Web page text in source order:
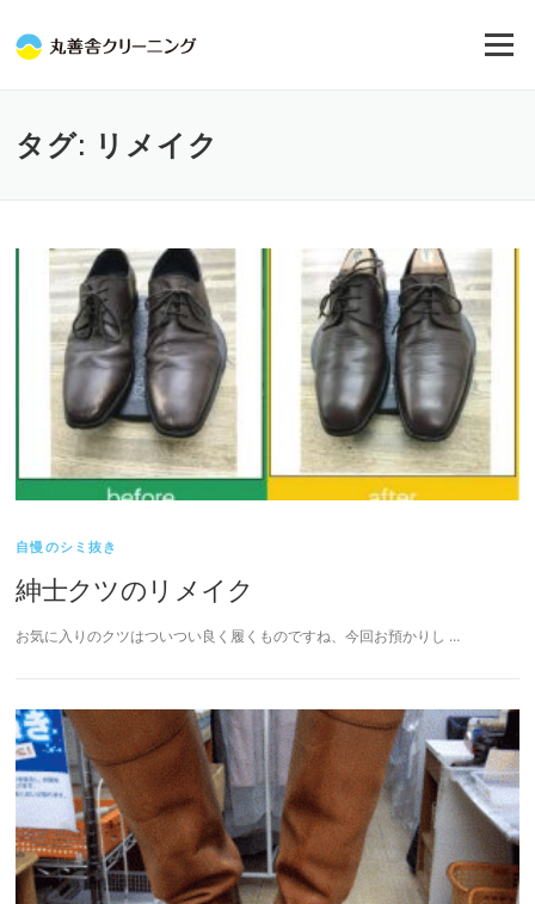
メニュー
タグ: リメイク
自慢のシミ抜き
紳士クツのリメイク
お気に入りのクツはついつい良く履くものですね、今回お預かりし …